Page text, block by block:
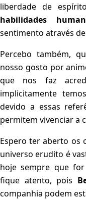
liberdade de
habilidades
sentimento através
Percebo também,
nosso gosto por
que nos faz
implicitamente
devido a essas
permitem vivenciar a
Espero ter aberto os
universo erudito é
hoje sempre que
fique atento, pois
companhia podem